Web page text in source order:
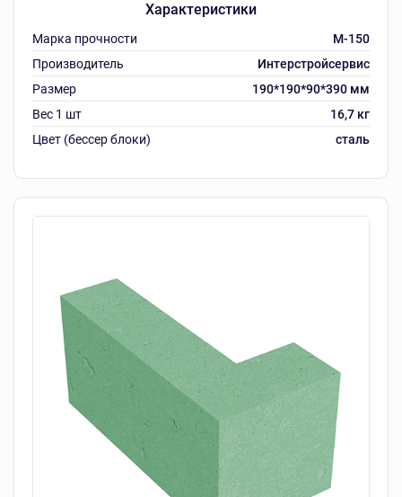
Характеристики
Марка прочности
M-150
Производитель
Интерстройсервис
Размер
190*190*90*390 мм
Вес 1 шт
16,7 кг
Цвет (бессер блоки)
сталь